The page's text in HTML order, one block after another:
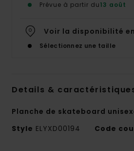
Prévue à partir du13 août
Voir la disponibilité
Sélectionnez une taille
Details &
Planche de skateboard
Style ELYXD00194 Code